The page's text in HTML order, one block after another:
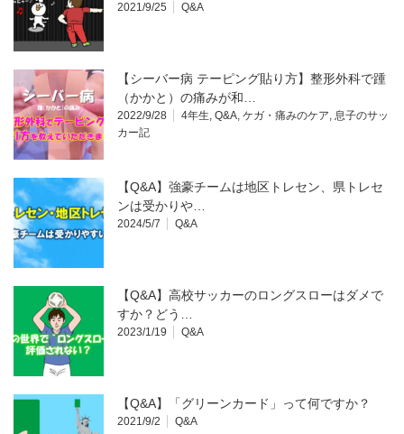
2021/9/25 Q&A
【シーバー病 テーピング貼り方】整形外科で踵
（かかと）の痛みが和…
2022/9/28 4年生, Q&A, ケガ・痛みのケア, 息子のサッ
カー記
【Q&A】強豪チームは地区トレセン、県トレセ
ンは受かりや…
2024/5/7 Q&A
【Q&A】高校サッカーのロングスローはダメで
すか？どう…
2023/1/19 Q&A
【Q&A】「グリーンカード」って何ですか？
2021/9/2 Q&A